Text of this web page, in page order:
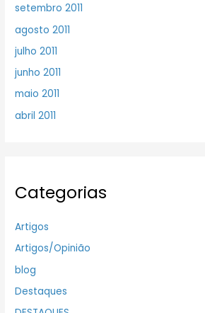
setembro 2011
agosto 2011
julho 2011
junho 2011
maio 2011
abril 2011
Categorias
Artigos
Artigos/Opinião
blog
Destaques